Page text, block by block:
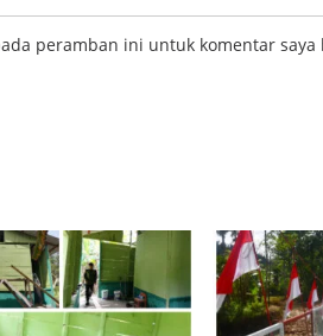
peramban ini untuk komentar saya